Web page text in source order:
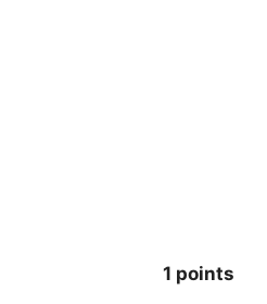
1 points